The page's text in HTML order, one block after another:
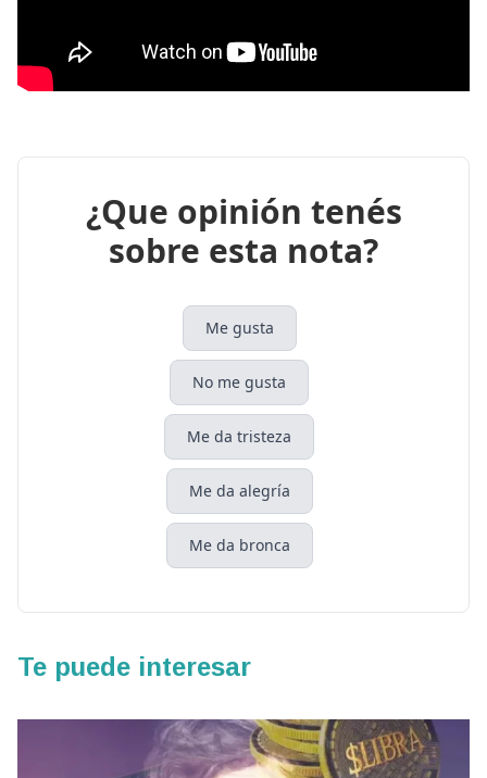
¿Que opinión tenés
sobre esta nota?
Me gusta
No me gusta
Me da tristeza
Me da alegría
Me da bronca
Te puede interesar